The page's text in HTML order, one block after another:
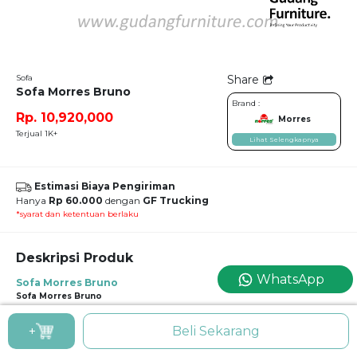
Sofa
Sofa Morres Bruno
Rp. 10,920,000
Terjual 1K+
Share
Brand :
Morres
Lihat Selengkapnya
Estimasi Biaya Pengiriman
Hanya Rp 60.000 dengan GF Trucking
*syarat dan ketentuan berlaku
Deskripsi Produk
Sofa Morres Bruno
Sofa Morres Bruno
Spesifikasi :
OSCAR LEATHER EXTREME BN 30423
+ Beli Sekarang
WhatsApp